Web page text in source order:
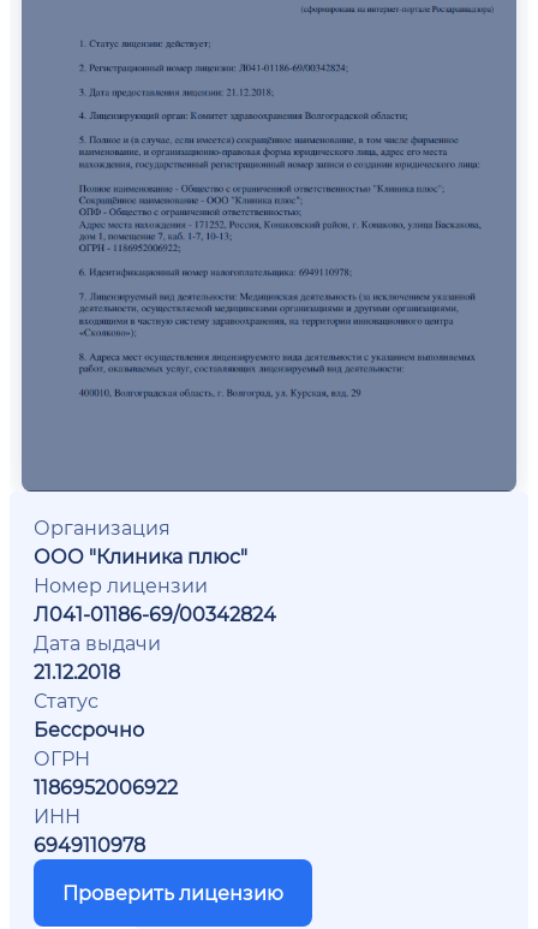
Организация
ООО "Клиника плюс"
Номер лицензии
Л041-01186-69/00342824
Дата выдачи
21.12.2018
Статус
Бессрочно
ОГРН
1186952006922
ИНН
6949110978
Проверить лицензию